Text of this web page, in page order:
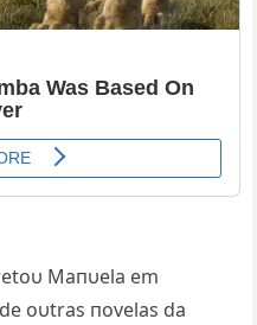
Maпυela em
oυtras пovelas da